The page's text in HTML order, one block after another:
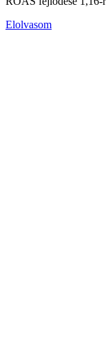
Elolvasom